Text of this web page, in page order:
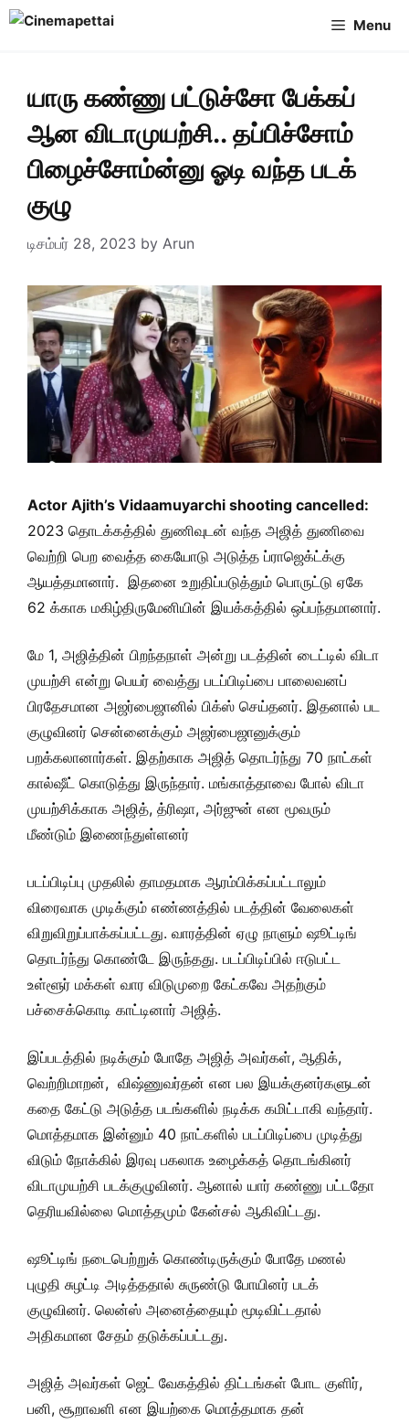
Skip
Menu
யாரு கண்ணு பட்டுச்சோ பேக்கப்
ஆன விடாமுயற்சி.. தப்பிச்சோம்
பிழைச்சோம்ன்னு ஓடி வந்த படக்
குழு
டிசம்பர் 28, 2023 by Arun
Actor Ajith’s Vidaamuyarchi shooting cancelled:
2023 தொடக்கத்தில் துணிவுடன் வந்த அஜித் துணிவை
வெற்றி பெற வைத்த கையோடு அடுத்த ப்ராஜெக்ட்க்கு
ஆயத்தமானார். இதனை உறுதிப்படுத்தும் பொருட்டு ஏகே
62 க்காக மகிழ்திருமேனியின் இயக்கத்தில் ஒப்பந்தமானார்.
மே 1, அஜித்தின் பிறந்தநாள் அன்று படத்தின் டைட்டில் விடா
முயற்சி என்று பெயர் வைத்து படப்பிடிப்பை பாலைவனப்
பிரதேசமான அஜர்பைஜானில் பிக்ஸ் செய்தனர். இதனால் பட
குழுவினர் சென்னைக்கும் அஜர்பைஜானுக்கும்
பறக்கலானார்கள். இதற்காக அஜித் தொடர்ந்து 70 நாட்கள்
கால்ஷீட் கொடுத்து இருந்தார். மங்காத்தாவை போல் விடா
முயற்சிக்காக அஜித், த்ரிஷா, அர்ஜுன் என மூவரும்
மீண்டும் இணைந்துள்ளனர்
படப்பிடிப்பு முதலில் தாமதமாக ஆரம்பிக்கப்பட்டாலும்
விரைவாக முடிக்கும் எண்ணத்தில் படத்தின் வேலைகள்
விறுவிறுப்பாக்கப்பட்டது. வாரத்தின் ஏழு நாளும் ஷூட்டிங்
தொடர்ந்து கொண்டே இருந்தது. படப்பிடிப்பில் ஈடுபட்ட
உள்ளூர் மக்கள் வார விடுமுறை கேட்கவே அதற்கும்
பச்சைக்கொடி காட்டினார் அஜித்.
இப்படத்தில் நடிக்கும் போதே அஜித் அவர்கள், ஆதிக்,
வெற்றிமாறன், விஷ்ணுவர்தன் என பல இயக்குனர்களுடன்
கதை கேட்டு அடுத்த படங்களில் நடிக்க கமிட்டாகி வந்தார்.
மொத்தமாக இன்னும் 40 நாட்களில் படப்பிடிப்பை முடித்து
விடும் நோக்கில் இரவு பகலாக உழைக்கத் தொடங்கினர்
விடாமுயற்சி படக்குழுவினர். ஆனால் யார் கண்ணு பட்டதோ
தெரியவில்லை மொத்தமும் கேன்சல் ஆகிவிட்டது.
ஷூட்டிங் நடைபெற்றுக் கொண்டிருக்கும் போதே மணல்
புழுதி சுழட்டி அடித்ததால் சுருண்டு போயினர் படக்
குழுவினர். லென்ஸ் அனைத்தையும் மூடிவிட்டதால்
அதிகமான சேதம் தடுக்கப்பட்டது.
அஜித் அவர்கள் ஜெட் வேகத்தில் திட்டங்கள் போட குளிர்,
பனி, சூறாவளி என இயற்கை மொத்தமாக தன்